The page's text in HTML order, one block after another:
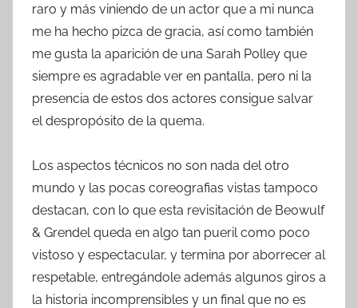
raro y más viniendo de un actor que a mi nunca
me ha hecho pizca de gracia, así como también
me gusta la aparición de una Sarah Polley que
siempre es agradable ver en pantalla, pero ni la
presencia de estos dos actores consigue salvar
el despropósito de la quema.
Los aspectos técnicos no son nada del otro
mundo y las pocas coreografias vistas tampoco
destacan, con lo que esta revisitación de Beowulf
& Grendel queda en algo tan pueril como poco
vistoso y espectacular, y termina por aborrecer al
respetable, entregándole además algunos giros a
la historia incomprensibles y un final que no es